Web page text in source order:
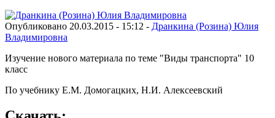
Опубликовано 20.03.2015 - 15:12 - Дранкина (Розина) Юлия
Владимировна
Изучение нового материала по теме "Виды транспорта" 10
класс
По учебнику Е.М. Домогацких, Н.И. Алексеевский